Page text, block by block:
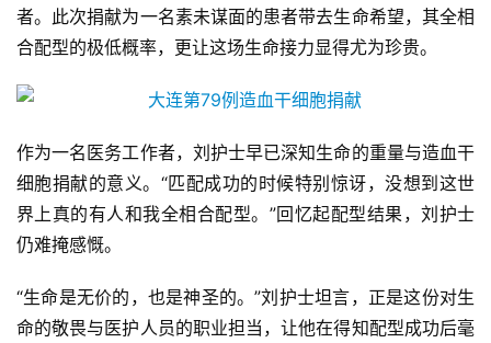
者。此次捐献为一名素未谋面的患者带去生命希望，其全相
合配型的极低概率，更让这场生命接力显得尤为珍贵。
作为一名医务工作者，刘护士早已深知生命的重量与造血干
细胞捐献的意义。“匹配成功的时候特别惊讶，没想到这世
界上真的有人和我全相合配型。”回忆起配型结果，刘护士
仍难掩感慨。
“生命是无价的，也是神圣的。”刘护士坦言，正是这份对生
命的敬畏与医护人员的职业担当，让他在得知配型成功后毫